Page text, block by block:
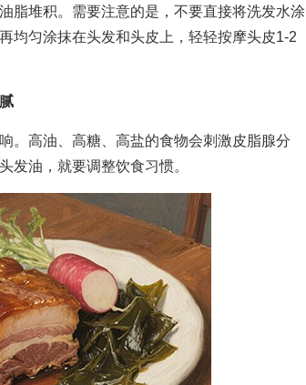
脂堆积。需要注意的是，不要直接将洗发水涂
均匀涂抹在头发和头皮上，轻轻按摩头皮1-2
高油、高糖、高盐的食物会刺激皮脂腺分
发油，就要调整饮食习惯。